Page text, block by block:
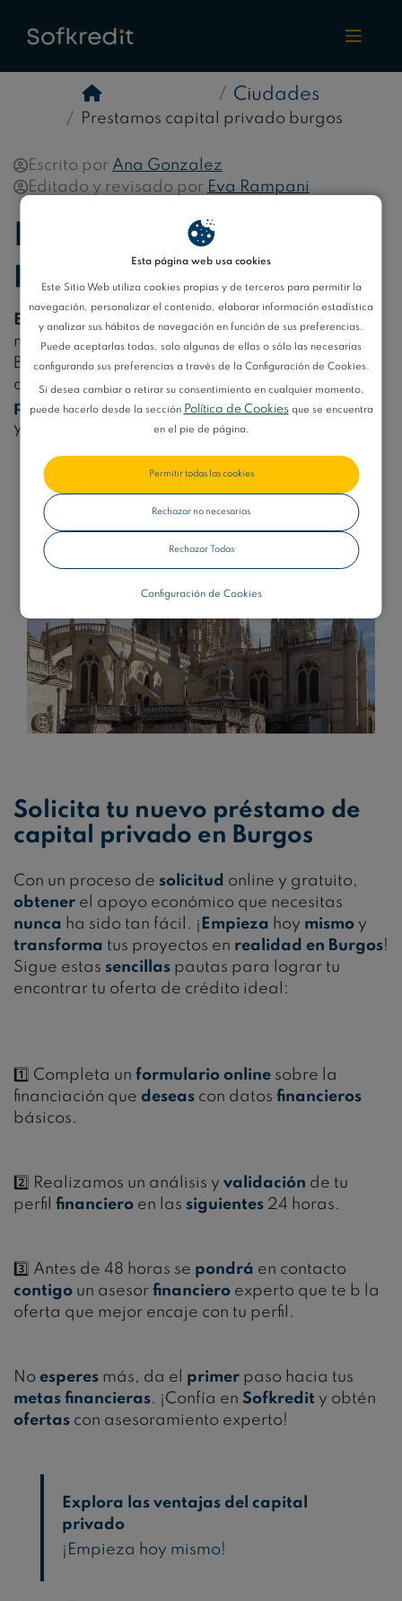
Esta página web usa cookies
Este Sitio Web utiliza cookies propias y de terceros para permitir la
navegación, personalizar el contenido, elaborar información estadística
y analizar sus hábitos de navegación en función de sus preferencias.
Puede aceptarlas todas, solo algunas de ellas o sólo las necesarias
configurando sus preferencias a través de la Configuración de Cookies.
Si desea cambiar o retirar su consentimiento en cualquier momento,
puede hacerlo desde la sección Política de Cookiesque se encuentra
en el pie de página.
Permitir todas las cookies
Rechazar no necesarias
Rechazar Todas
Configuración de Cookies
Ciudades
Prestamos capital privado burgos
Escrito por Ana Gonzalez
Editado y revisado por Eva Rampani
Préstamos de capital
privado en Burgos
Encuentra la solución financiera perfecta
con
nuestros préstamos de capitalprivado en
Burgos. En Sofkredit, nos especializamos en
ofrecer ofertas definanciamiento
personalizadaspara satisfacer tusnecesidades
y
a cumplir tusobjetivos
Solicita tu nuevo préstamo de
capital privado en Burgos
Con un proceso de solicitud online y gratuito,
obtener el apoyo económico que necesitas
nunca ha sido tan fácil. ¡ Empieza hoy mismo y
transforma tus proyectos en realidad en Burgos!
Sigue estas sencillas pautas para lograr tu
encontrar tu oferta de crédito ideal:
1️⃣ Completa un formulario online sobre la
financiación que deseas con datos financieros
básicos.
2️⃣ Realizamos un análisis y validación de tu
perfil financiero en las siguientes 24 horas.
3️⃣ Antes de 48 horas se pondrá en contacto
contigo un asesor financiero experto que te b la
oferta que mejor encaje con tu perfil.
No esperes más, da el primer paso hacia tus
metas financieras. ¡Confía en Sofkredit y obtén
ofertas con asesoramiento experto!
Explora las ventajas del capital
privado
¡Empieza hoy mismo!